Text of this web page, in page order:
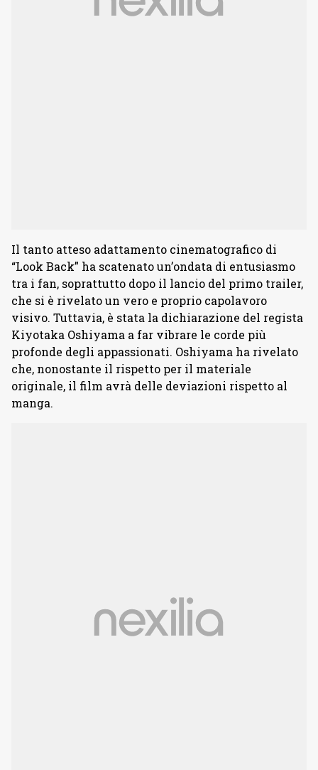
Il tanto atteso adattamento cinematografico di
“Look Back” ha scatenato un’ondata di entusiasmo
tra i fan, soprattutto dopo il lancio del primo trailer,
che si è rivelato un vero e proprio capolavoro
visivo. Tuttavia, è stata la dichiarazione del regista
Kiyotaka Oshiyama a far vibrare le corde più
profonde degli appassionati. Oshiyama ha rivelato
che, nonostante il rispetto per il materiale
originale, il film avrà delle deviazioni rispetto al
manga.